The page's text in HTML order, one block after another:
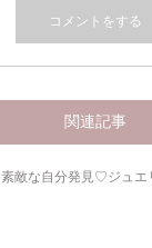
関連記事
素敵な自分発見♡ジュエ